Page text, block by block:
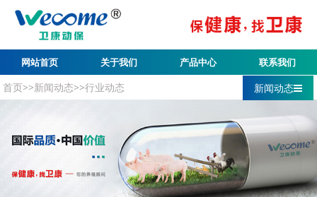
网站首页 关于我们 产品中心 联系我们
新闻动态
首页>>新闻动态>>行业动态